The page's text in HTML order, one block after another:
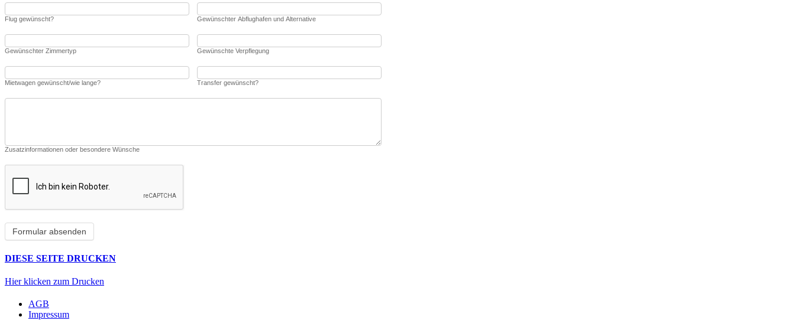
Flug gewünscht? Gewünschter Abflughafen und Alternative
Gewünschter Zimmertyp Gewünschte Verpflegung
Mietwagen gewünscht/wie lange? Transfer gewünscht?
Zusatzinformationen oder besondere Wünsche
DIESE SEITE DRUCKEN
Hier klicken zum Drucken
AGB
Impressum